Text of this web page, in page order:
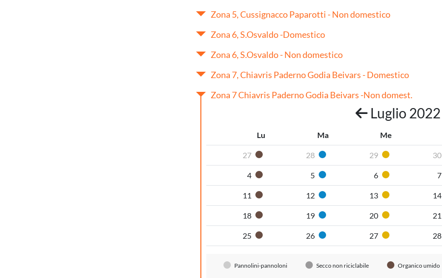
Zona 5, Cussignacco Paparotti - Non domestico
Zona 6, S.Osvaldo -Domestico
Zona 6, S.Osvaldo - Non domestico
Zona 7, Chiavris Paderno Godia Beivars - Domestico
Zona 7 Chiavris Paderno Godia Beivars -Non domest.
Luglio 2022
Lu Ma Me
27 Organico umido
28 Carta 29 Plastica 30
4 Organico umido
5 Carta 6 Plastica 7
11 Organico umido
12 Carta 13 Plastica 14
18 Organico umido
19 Carta 20 Plastica 21
25 Organico umido
26 Carta 27 Plastica 28
Pannolini-pannoloni Secco non riciclabile Organico umido